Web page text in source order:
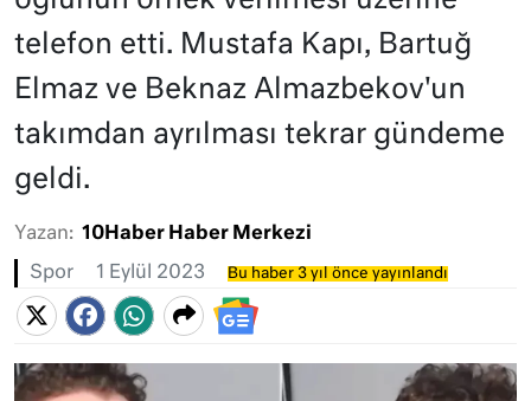
telefon etti. Mustafa Kapı, Bartuğ
Elmaz ve Beknaz Almazbekov'un
takımdan ayrılması tekrar gündeme
geldi.
Yazan: 10Haber Haber Merkezi
Spor 1 Eylül 2023 Bu haber 3 yıl önce yayınlandı